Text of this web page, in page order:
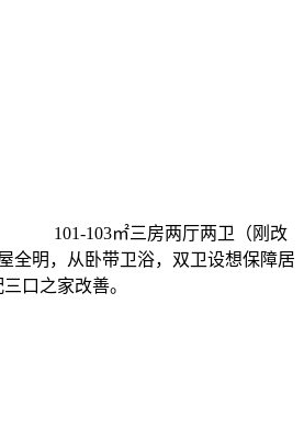
101-103㎡三房两厅两卫（刚改
全明，从卧带卫浴，双卫设想保障居
口之家改善。